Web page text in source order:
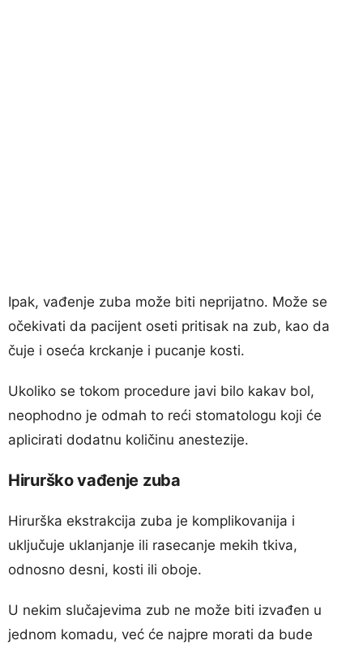
Ipak, vađenje zuba može biti neprijatno. Može se
očekivati da pacijent oseti pritisak na zub, kao da
čuje i oseća krckanje i pucanje kosti.
Ukoliko se tokom procedure javi bilo kakav bol,
neophodno je odmah to reći stomatologu koji će
aplicirati dodatnu količinu anestezije.
Hirurško vađenje zuba
Hirurška ekstrakcija zuba je komplikovanija i
uključuje uklanjanje ili rasecanje mekih tkiva,
odnosno desni, kosti ili oboje.
U nekim slučajevima zub ne može biti izvađen u
jednom komadu, već će najpre morati da bude